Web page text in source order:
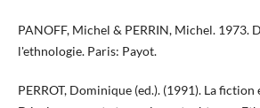
PANOFF, Michel & PERRIN, Michel. 1973.
l'ethnologie. Paris: Payot.
PERROT, Dominique (ed.). (1991). La fiction